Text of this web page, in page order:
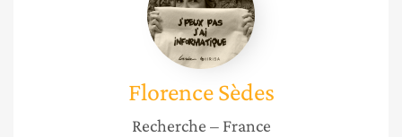
Florence Sèdes
Recherche – France